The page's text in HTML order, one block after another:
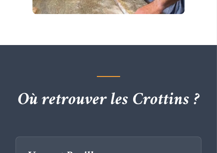
Où retrouver les Crottins ?